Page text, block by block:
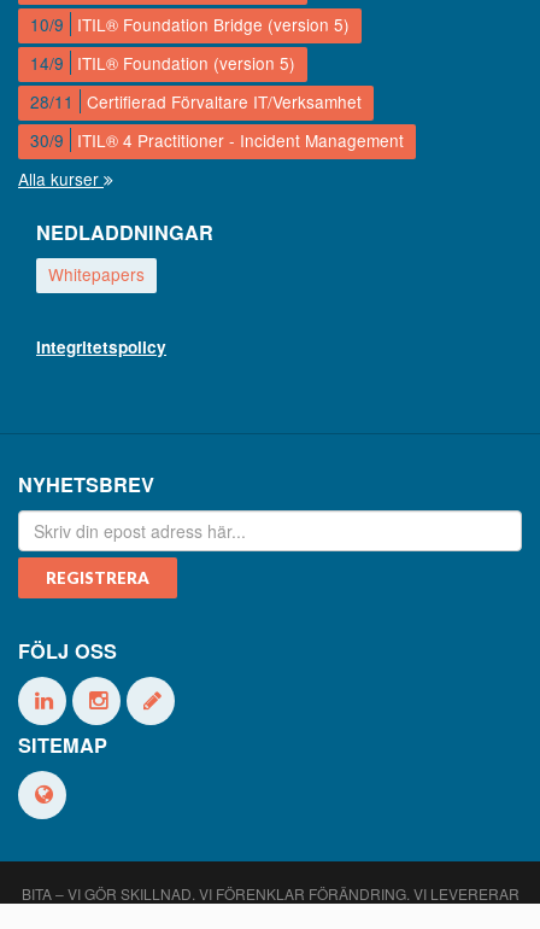
10/9
ITIL® Foundation Bridge (version 5)
14/9
ITIL® Foundation (version 5)
28/11
Certifierad Förvaltare IT/Verksamhet
30/9
ITIL® 4 Practitioner - Incident Management
Alla kurser
NEDLADDNINGAR
Whitepapers
Integritetspolicy
NYHETSBREV
FÖLJ OSS
SITEMAP
BITA – VI GÖR SKILLNAD. VI FÖRENKLAR FÖRÄNDRING. VI LEVERERAR